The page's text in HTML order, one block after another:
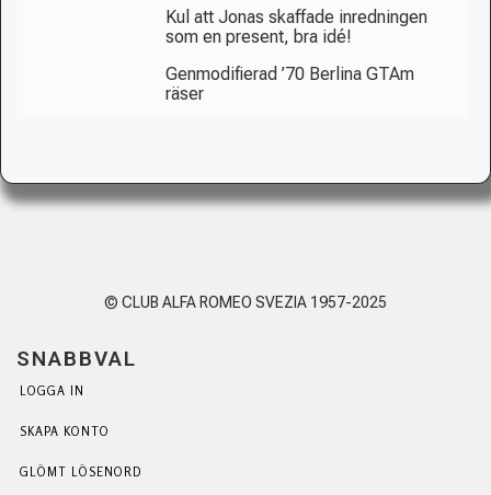
Kul att Jonas skaffade inredningen
som en present, bra idé!
Genmodifierad ’70 Berlina GTAm
räser
© CLUB ALFA ROMEO SVEZIA 1957-2025
SNABBVAL
LOGGA IN
SKAPA KONTO
GLÖMT LÖSENORD